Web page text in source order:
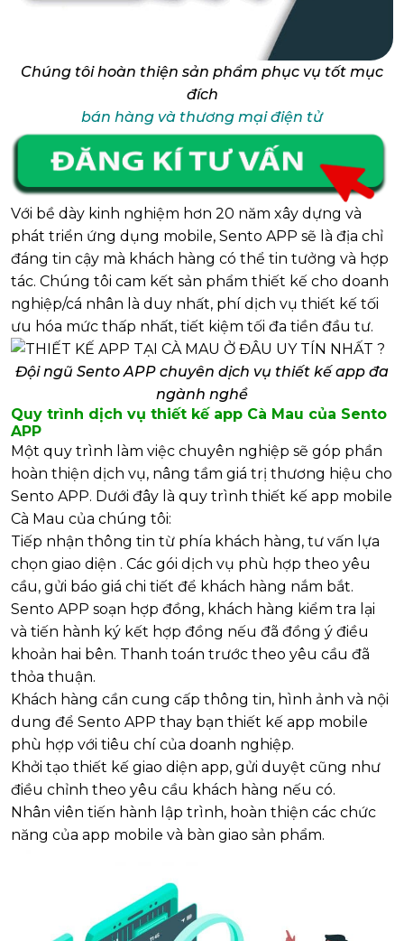
Chúng tôi hoàn thiện sản phẩm phục vụ tốt mục
đích
bán hàng và thương mại điện tử
Với bề dày kinh nghiệm hơn 20 năm xây dựng và
phát triển ứng dụng mobile, Sento APP sẽ là địa chỉ
đáng tin cậy mà khách hàng có thể tin tưởng và hợp
tác. Chúng tôi cam kết sản phẩm thiết kế cho doanh
nghiệp/cá nhân là duy nhất, phí dịch vụ thiết kế tối
ưu hóa mức thấp nhất, tiết kiệm tối đa tiền đầu tư.
Đội ngũ Sento APP chuyên dịch vụ thiết kế app đa
ngành nghề
Quy trình dịch vụ thiết kế app Cà Mau của Sento
APP
Một quy trình làm việc chuyên nghiệp sẽ góp phần
hoàn thiện dịch vụ, nâng tầm giá trị thương hiệu cho
Sento APP. Dưới đây là quy trình thiết kế app mobile
Cà Mau của chúng tôi:
Tiếp nhận thông tin từ phía khách hàng, tư vấn lựa
chọn giao diện . Các gói dịch vụ phù hợp theo yêu
cầu, gửi báo giá chi tiết để khách hàng nắm bắt.
Sento APP soạn hợp đồng, khách hàng kiểm tra lại
và tiến hành ký kết hợp đồng nếu đã đồng ý điều
khoản hai bên. Thanh toán trước theo yêu cầu đã
thỏa thuận.
Khách hàng cần cung cấp thông tin, hình ảnh và nội
dung để Sento APP thay bạn thiết kế app mobile
phù hợp với tiêu chí của doanh nghiệp.
Khởi tạo thiết kế giao diện app, gửi duyệt cũng như
điều chỉnh theo yêu cầu khách hàng nếu có.
Nhân viên tiến hành lập trình, hoàn thiện các chức
năng của app mobile và bàn giao sản phẩm.